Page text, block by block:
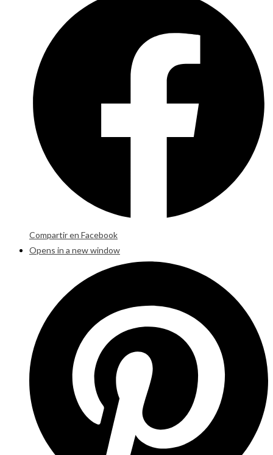
Compartir en Facebook
Opens in a new window